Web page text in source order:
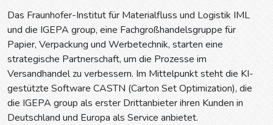
Das Fraunhofer-Institut für Materialfluss und Logistik IML
und die IGEPA group, eine Fachgroßhandelsgruppe für
Papier, Verpackung und Werbetechnik, starten eine
strategische Partnerschaft, um die Prozesse im
Versandhandel zu verbessern. Im Mittelpunkt steht die KI-
gestützte Software CASTN (Carton Set Optimization), die
die IGEPA group als erster Drittanbieter ihren Kunden in
Deutschland und Europa als Service anbietet.